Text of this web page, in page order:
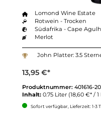
Lomond Wine Estate
Rotwein - Trocken
Südafrika - Cape
Merlot
John Platter: 3.5
13,95 €*
Produktnummer: 401616-20
Inhalt: 0.75 Liter (18,60 €* / 1
Sofort verfügbar, Lieferzeit: 1-3